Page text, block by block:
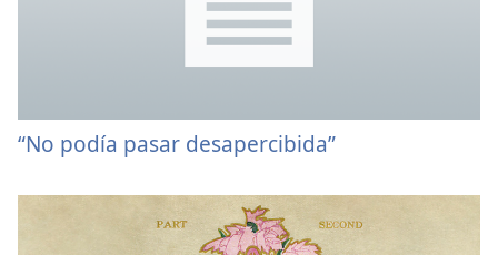
“No podía pasar desapercibida”